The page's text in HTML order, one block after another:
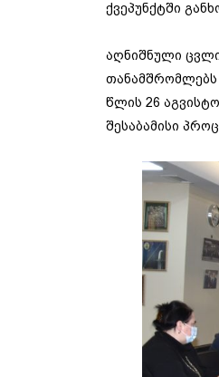
ქვეპუნქტში
აღნიშნული
თანამშრომლებს
წლის 26
შესაბამისი